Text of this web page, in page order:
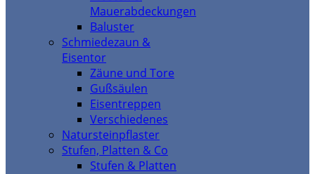
Mauerabdeckungen
Baluster
Schmiedezaun &
Eisentor
Zäune und Tore
Gußsäulen
Eisentreppen
Verschiedenes
Natursteinpflaster
Stufen, Platten & Co
Stufen & Platten